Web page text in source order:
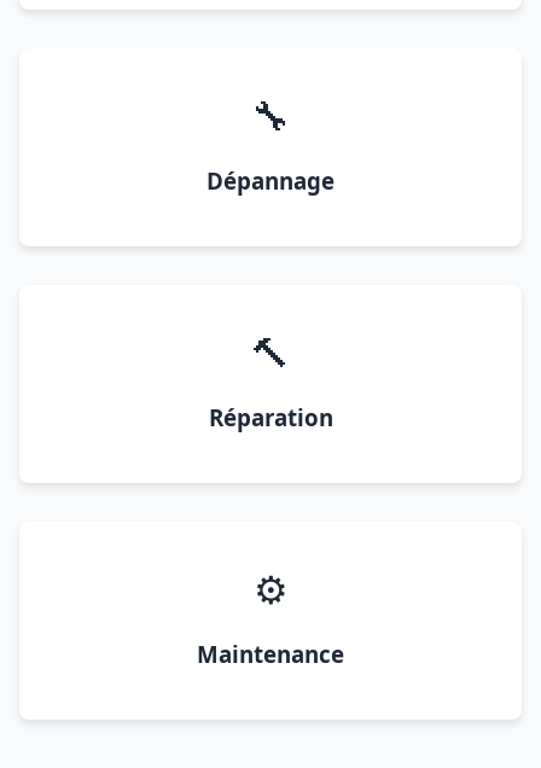
🔧
Dépannage
🔨
Réparation
⚙️
Maintenance